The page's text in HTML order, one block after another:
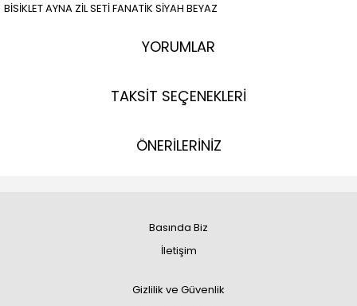
BİSİKLET AYNA ZİL SETİ FANATİK SİYAH BEYAZ
YORUMLAR
TAKSİT SEÇENEKLERİ
ÖNERİLERİNİZ
Basında Biz
İletişim
Gizlilik ve Güvenlik